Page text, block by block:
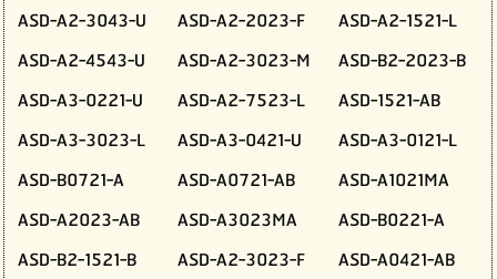
ASD-A2-3043-U
ASD-A2-2023-F
ASD-A2-1521-L
ASD-A2-4543-U
ASD-A2-3023-M
ASD-B2-2023-B
ASD-A3-0221-U
ASD-A2-7523-L
ASD-1521-AB
ASD-A3-3023-L
ASD-A3-0421-U
ASD-A3-0121-L
ASD-B0721-A
ASD-A0721-AB
ASD-A1021MA
ASD-A2023-AB
ASD-A3023MA
ASD-B0221-A
ASD-B2-1521-B
ASD-A2-3023-F
ASD-A0421-AB